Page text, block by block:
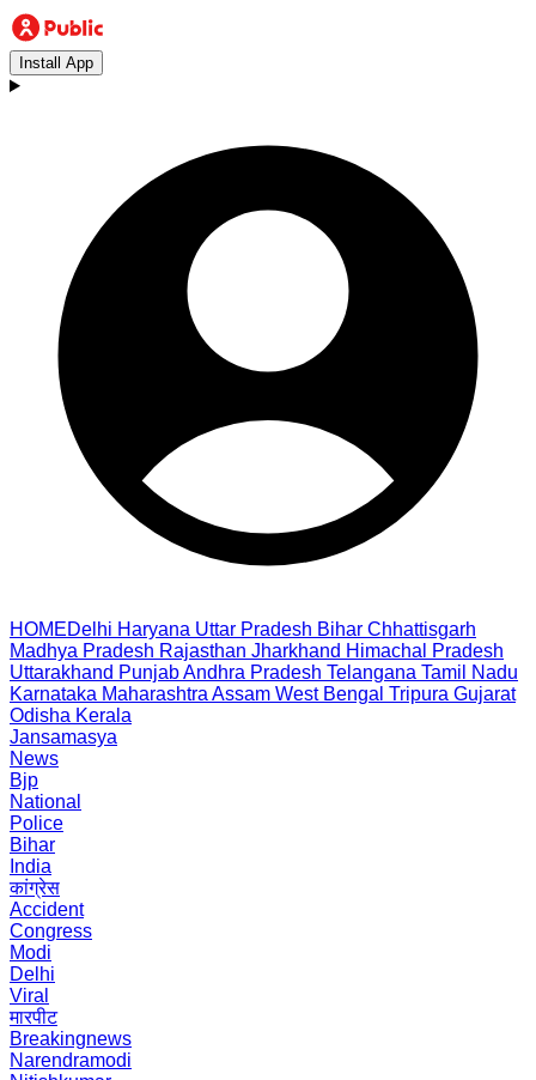
Install App
HOMEDelhi Haryana Uttar Pradesh Bihar Chhattisgarh
Madhya Pradesh Rajasthan Jharkhand Himachal Pradesh
Uttarakhand PunjabAndhra Pradesh Telangana Tamil Nadu
Karnataka Maharashtra Assam West Bengal Tripura Gujarat
Odisha Kerala
Jansamasya
News
Bjp
National
Police
Bihar
India
कांग्रेस
Accident
Congress
Modi
Delhi
Viral
मारपीट
Breakingnews
Narendramodi